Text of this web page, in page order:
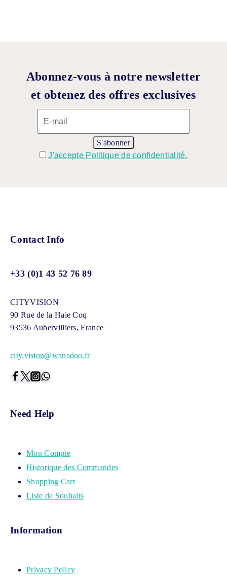
Abonnez-vous à notre newsletter
et obtenez des offres exclusives
J'accepte Politique de confidentialité.
Contact Info
+33 (0)1 43 52 76 89
CITYVISION
90 Rue de la Haie Coq
93536 Aubervilliers, France
city.vision@wanadoo.fr
Need Help
Mon Compte
Historique des Commandes
Shopping Cart
Liste de Souhaits
Information
Privacy Policy